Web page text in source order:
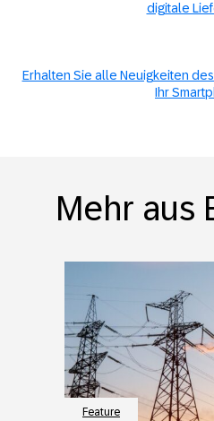
digitale
Erhalten Sie alle Neuigkeiten
Ihr
Mehr aus
Feature